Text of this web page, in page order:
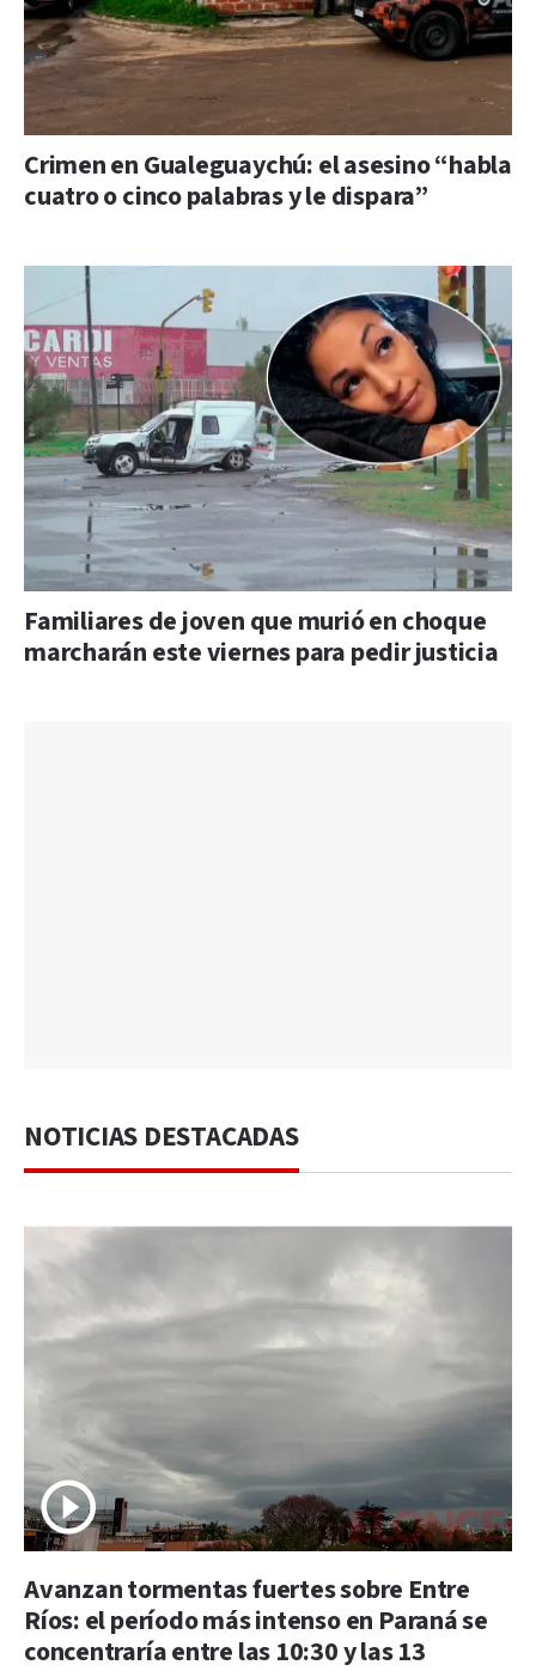
Crimen en Gualeguaychú: el asesino “habla
cuatro o cinco palabras y le dispara”
Familiares de joven que murió en choque
marcharán este viernes para pedir justicia
NOTICIAS DESTACADAS
Avanzan tormentas fuertes sobre Entre
Ríos: el período más intenso en Paraná se
concentraría entre las 10:30 y las 13